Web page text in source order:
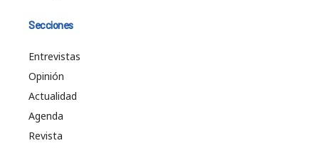
Secciones
Entrevistas
Opinión
Actualidad
Agenda
Revista